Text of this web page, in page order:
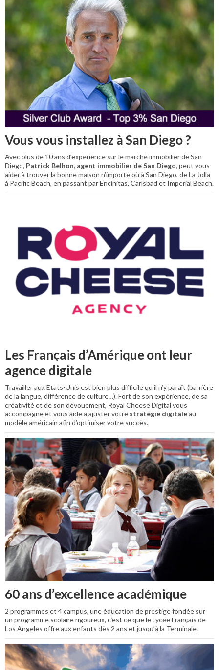
Vous vous installez à San Diego ?
Avec plus de 10 ans d’expérience sur le marché immobilier de San
Diego, Patrick Belhon, agent immobilier de San Diego, peut vous
aider à trouver la bonne maison n’importe où à San Diego, de La Jolla
à Pacific Beach, en passant par Encinitas, Carlsbad et Imperial Beach.
Les Français d’Amérique ont leur
agence digitale
Travailler aux Etats-Unis est bien plus difficile qu’il n’y paraît (barrière
de la langue, différence de culture…). Fort de son expérience, de sa
créativité et de son dévouement, Royal Cheese Digital vous
accompagne et vous aide à ajuster votre stratégie digitaleau
modèle américain afin d’optimiser votre succès.
60 ans d’excellence académique
2 programmes et 4 campus, une éducation de prestige fondée sur
un programme scolaire rigoureux, c’est ce que le Lycée Français de
Los Angeles offre aux enfants dès 2 ans et jusqu’à la Terminale.